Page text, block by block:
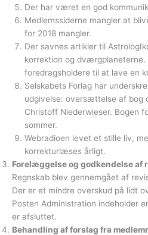
Der har været en god
Medlemssiderne mangler at
for 2018 mangler.
Der savnes artikler til
korrektion og
foredragsholdere til at lave en
Selskabets Forlag har
udgivelse: oversættelse af bog
Christoff Niederwieser. Bogen
sommer.
Webradioen levet et stille liv,
korrekturlæses årligt.
Forelæggelse og godkendelse af
Regnskab blev gennemgået af
Der er et mindre overskud på lidt
Posten Administration indeholder
er afsluttet.
Behandling af forslag fra